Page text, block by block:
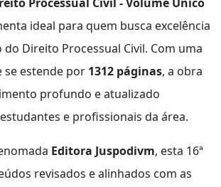
ideal para quem busca excelência
Direito Processual Civil. Com uma
se estende por 1312 páginas, a obra
profundo e atualizado
e profissionais da área.
Editora Juspodivm, esta 16ª
revisados e alinhados com as